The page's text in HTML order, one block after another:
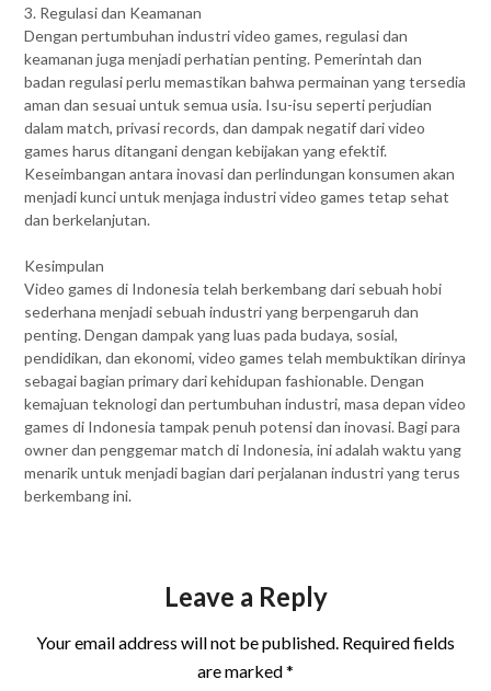
3. Regulasi dan Keamanan
Dengan pertumbuhan industri video games, regulasi dan
keamanan juga menjadi perhatian penting. Pemerintah dan
badan regulasi perlu memastikan bahwa permainan yang tersedia
aman dan sesuai untuk semua usia. Isu-isu seperti perjudian
dalam match, privasi records, dan dampak negatif dari video
games harus ditangani dengan kebijakan yang efektif.
Keseimbangan antara inovasi dan perlindungan konsumen akan
menjadi kunci untuk menjaga industri video games tetap sehat
dan berkelanjutan.
Kesimpulan
Video games di Indonesia telah berkembang dari sebuah hobi
sederhana menjadi sebuah industri yang berpengaruh dan
penting. Dengan dampak yang luas pada budaya, sosial,
pendidikan, dan ekonomi, video games telah membuktikan dirinya
sebagai bagian primary dari kehidupan fashionable. Dengan
kemajuan teknologi dan pertumbuhan industri, masa depan video
games di Indonesia tampak penuh potensi dan inovasi. Bagi para
owner dan penggemar match di Indonesia, ini adalah waktu yang
menarik untuk menjadi bagian dari perjalanan industri yang terus
berkembang ini.
Leave a Reply
Your email address will not be published. Required fields
are marked*